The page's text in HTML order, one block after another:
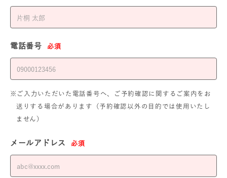
電話番号 必須
※ご入力いただいた電話番号へ、ご予約確認に関するご案内をお
送りする場合があります（予約確認以外の目的では使用いたし
ません）
メールアドレス 必須